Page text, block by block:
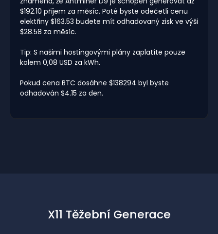
$192.10 příjem za měsíc. Poté byste odečetli cenu
elektřiny $163.53 budete mít odhadovaný zisk ve výši
$28.58 za měsíc.
Tip: S našimi hostingovými plány zaplatíte pouze
kolem 0,08 USD za kWh.
Pokud cena BTC dosáhne $138294 byl byste
odhadován $4.15 za den.
X11 Těžební Generace